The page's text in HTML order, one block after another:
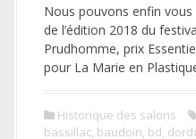
Nous pouvons enfin vous
de l’édition 2018 du
Prudhomme, prix
pour La Marie en
Historique des salons
bassillac, baudoin, bd,